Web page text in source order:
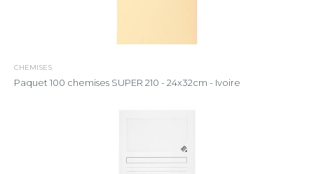
CHEMISES
Paquet 100 chemises SUPER 210 - 24x32cm - Ivoire